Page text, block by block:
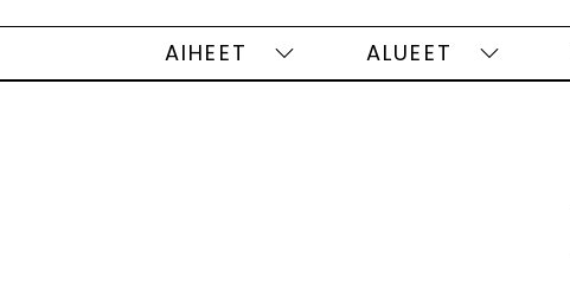
AIHEET
Aiheet
ALUEET
Alueet